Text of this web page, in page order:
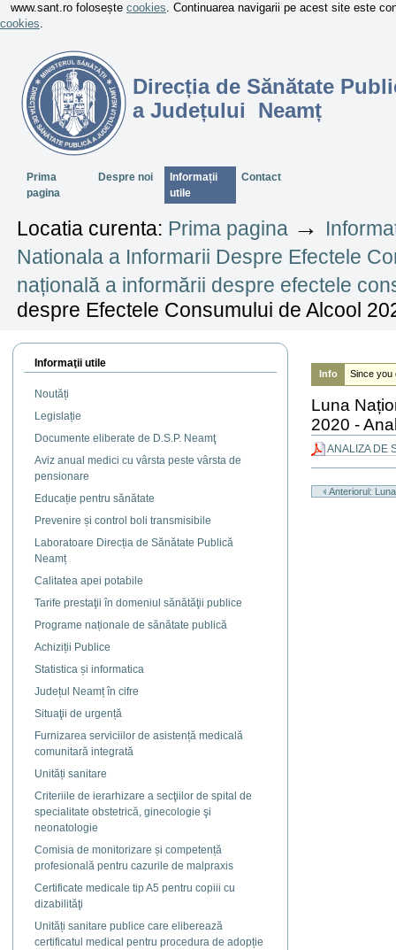
www.sant.ro folosește cookies. Continuarea navigarii pe acest site este
cookies.
Direcția de Sănătate
a Județului Neamț
SectiuniPrima
pagina
Despre noi
Informații
utile
Contact
Locatia curenta: Prima pagina →
Nationala a Informarii Despre Efectele
națională a informării despre efectele
despre Efectele Consumului de Alcool
Informaţii utile
Noutăți
Legislație
Documente eliberate de D.S.P. Neamţ
Aviz anual medici cu vârsta peste vârsta de
pensionare
Educație pentru sănătate
Prevenire și control boli transmisibile
Laboratoare Direcția de Sănătate Publică
Neamț
Calitatea apei potabile
Tarife prestaţii în domeniul sănătăţii publice
Programe naționale de sănătate publică
Achiziții Publice
Statistica și informatica
Județul Neamț în cifre
Situaţii de urgență
Furnizarea serviciilor de asistență medicală
comunitară integrată
Unități sanitare
Criteriile de ierarhizare a secţiilor de spital de
specialitate obstetrică, ginecologie şi
neonatologie
Comisia de monitorizare și competență
profesională pentru cazurile de malpraxis
Certificate medicale tip A5 pentru copiii cu
dizabilităţi
Unități sanitare publice care eliberează
certificatul medical pentru procedura de adopție
Info Since you
Luna
2020 -
ANALIZA DE
document
Anteriorul: